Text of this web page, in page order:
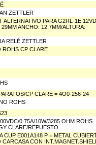
ZETTLER
ALTERNATIVO PARA G2RL-1E
ANCHO: 12.7MM/ALTURA:
RELÉ ZETTLER
ROHS CP CLARE
CP CLARE = 4O0-256-24
ROHS
0.75A/10W/3285 OHM ROHS
CLARE/REPUESTO
CUP E001A148 P = METAL
CON